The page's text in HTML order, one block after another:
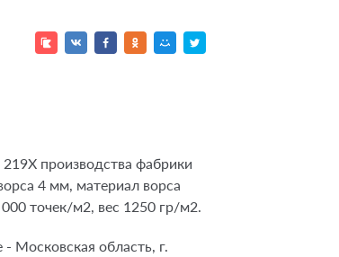
производства фабрики
4 мм, материал ворса
точек/м2, вес 1250 гр/м2.
Московская область, г.